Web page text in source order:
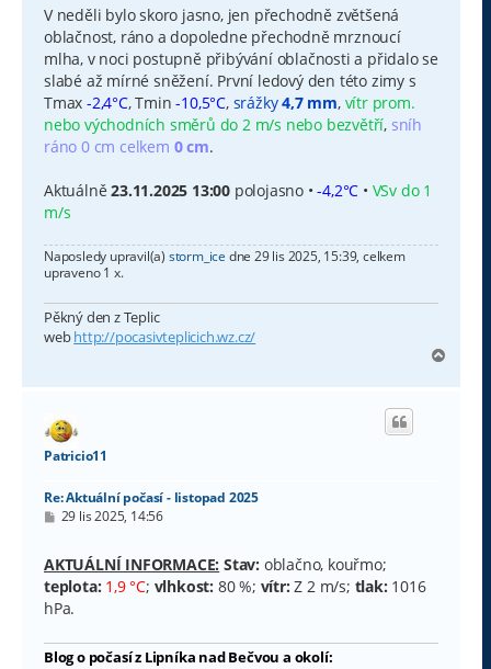
s
p
ě
v
k
V neděli bylo skoro jasno, jen přechodně zvětšená
oblačnost, ráno a dopoledne přechodně mrznoucí
mlha, v noci postupně přibývání oblačnosti a přidalo se
slabé až mírné sněžení. První ledový den této zimy s
Tmax -2,4°C, Tmin-10,5°C, srážky4,7 mm, vítr prom.
nebo východních směrů do 2 m/s nebo bezvětří, sníh
ráno 0 cm celkem 0 cm.
Aktuálně23.11.2025 13:00 polojasno •-4,2°C • VSv do 1
m/s
Naposledy upravil(a) storm_ice dne 29 lis 2025, 15:39, celkem
upraveno 1 x.
Pěkný den z Teplic
webhttp://pocasivteplicich.wz.cz/
h
Patricio11
Re: Aktuální počasí - listopad 2025
P
s
p
ě
v
29 lis 2025, 14:56
AKTUÁLNÍ INFORMACE: Stav: oblačno, kouřmo;
teplota: 1,9 °C; vlhkost: 80 %; vítr: Z 2 m/s; tlak: 1016
hPa.
Blog o počasí z Lipníka nad Bečvou a okolí: